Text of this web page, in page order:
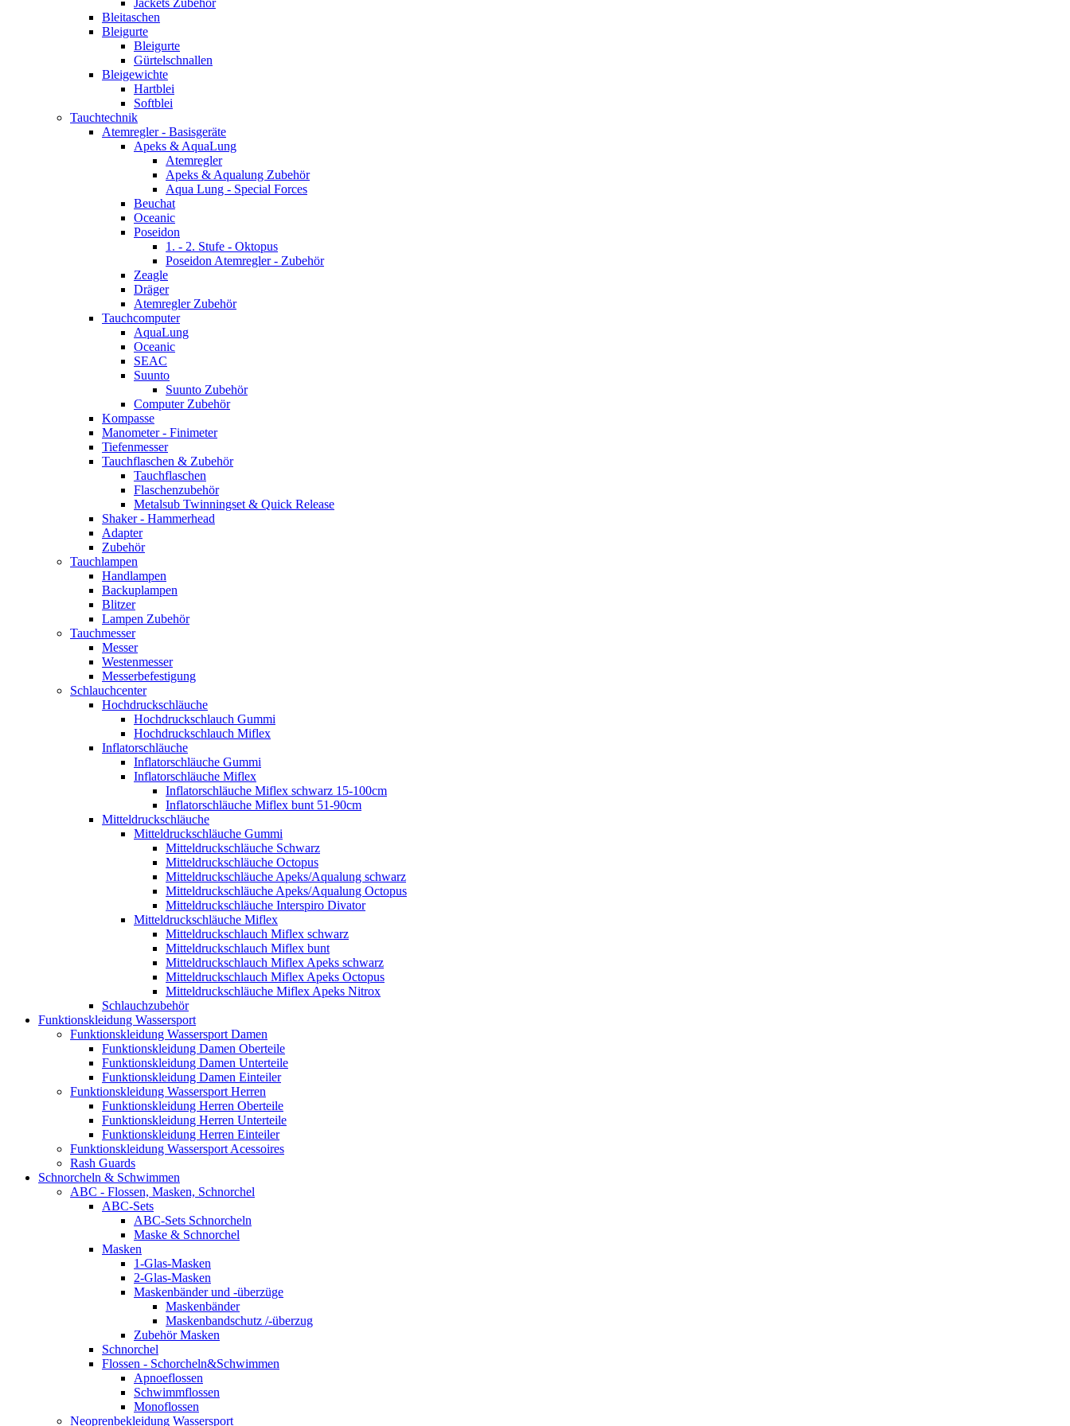
Jackets Zubehör
Bleitaschen
Bleigurte
Bleigurte
Gürtelschnallen
Bleigewichte
Hartblei
Softblei
Tauchtechnik
Atemregler - Basisgeräte
Apeks & AquaLung
Atemregler
Apeks & Aqualung Zubehör
Aqua Lung - Special Forces
Beuchat
Oceanic
Poseidon
1. - 2. Stufe - Oktopus
Poseidon Atemregler - Zubehör
Zeagle
Dräger
Atemregler Zubehör
Tauchcomputer
AquaLung
Oceanic
SEAC
Suunto
Suunto Zubehör
Computer Zubehör
Kompasse
Manometer - Finimeter
Tiefenmesser
Tauchflaschen & Zubehör
Tauchflaschen
Flaschenzubehör
Metalsub Twinningset & Quick Release
Shaker - Hammerhead
Adapter
Zubehör
Tauchlampen
Handlampen
Backuplampen
Blitzer
Lampen Zubehör
Tauchmesser
Messer
Westenmesser
Messerbefestigung
Schlauchcenter
Hochdruckschläuche
Hochdruckschlauch Gummi
Hochdruckschlauch Miflex
Inflatorschläuche
Inflatorschläuche Gummi
Inflatorschläuche Miflex
Inflatorschläuche Miflex schwarz 15-100cm
Inflatorschläuche Miflex bunt 51-90cm
Mitteldruckschläuche
Mitteldruckschläuche Gummi
Mitteldruckschläuche Schwarz
Mitteldruckschläuche Octopus
Mitteldruckschläuche Apeks/Aqualung schwarz
Mitteldruckschläuche Apeks/Aqualung Octopus
Mitteldruckschläuche Interspiro Divator
Mitteldruckschläuche Miflex
Mitteldruckschlauch Miflex schwarz
Mitteldruckschlauch Miflex bunt
Mitteldruckschlauch Miflex Apeks schwarz
Mitteldruckschlauch Miflex Apeks Octopus
Mitteldruckschläuche Miflex Apeks Nitrox
Schlauchzubehör
Funktionskleidung Wassersport
Funktionskleidung Wassersport Damen
Funktionskleidung Damen Oberteile
Funktionskleidung Damen Unterteile
Funktionskleidung Damen Einteiler
Funktionskleidung Wassersport Herren
Funktionskleidung Herren Oberteile
Funktionskleidung Herren Unterteile
Funktionskleidung Herren Einteiler
Funktionskleidung Wassersport Acessoires
Rash Guards
Schnorcheln & Schwimmen
ABC - Flossen, Masken, Schnorchel
ABC-Sets
ABC-Sets Schnorcheln
Maske & Schnorchel
Masken
1-Glas-Masken
2-Glas-Masken
Maskenbänder und -überzüge
Maskenbänder
Maskenbandschutz /-überzug
Zubehör Masken
Schnorchel
Flossen - Schorcheln&Schwimmen
Apnoeflossen
Schwimmflossen
Monoflossen
Neoprenbekleidung Wassersport